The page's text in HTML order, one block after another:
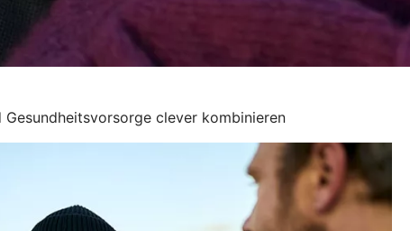
clever kombinieren